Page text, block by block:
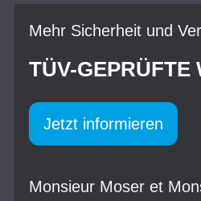
Mehr Sicherheit und
TÜV-GEPRÜFTE
Jetzt informieren
Monsieur Moser et